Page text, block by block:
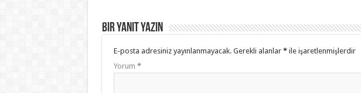
Bir yanıt yazın
E-posta adresiniz yayınlanmayacak. Gerekli alanlar *ile işaretlenmişlerdir
Yorum *